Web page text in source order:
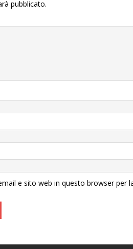
pubblicato.
e sito web in questo browser per